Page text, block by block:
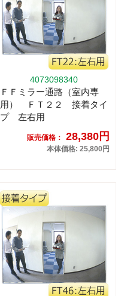
4073098340
ＦＦミラー通路（室内専
用） ＦＴ２２ 接着タイ
プ 左右用
販売価格： 28,380円
本体価格: 25,800円